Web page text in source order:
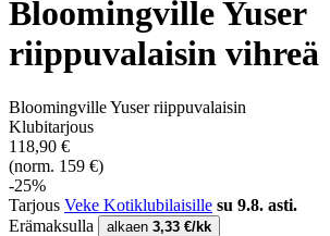
Bloomingville Yuser
riippuvalaisin vihreä
Bloomingville Yuser riippuvalaisin
Klubitarjous
118,90 €
(norm. 159 €)
-25%
Tarjous Veke Kotiklubilaisille su 9.8. asti.
Erämaksulla
alkaen 3,33 €/kk